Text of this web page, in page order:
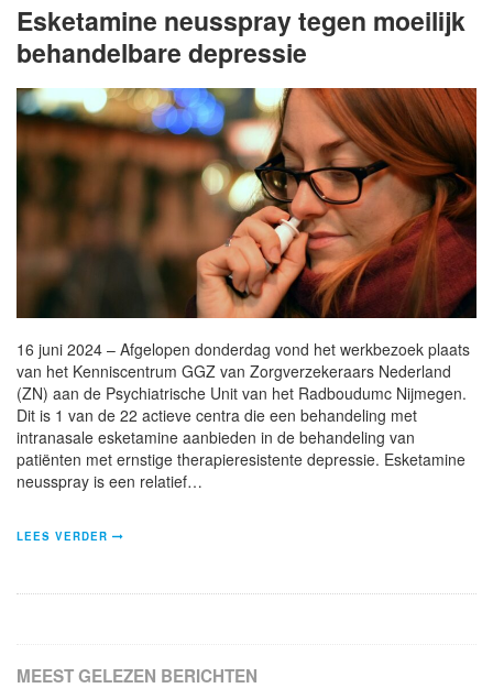
Esketamine neusspray tegen moeilijk
behandelbare depressie
16 juni 2024 – Afgelopen donderdag vond het werkbezoek plaats
van het Kenniscentrum GGZ van Zorgverzekeraars Nederland
(ZN) aan de Psychiatrische Unit van het Radboudumc Nijmegen.
Dit is 1 van de 22 actieve centra die een behandeling met
intranasale esketamine aanbieden in de behandeling van
patiënten met ernstige therapieresistente depressie. Esketamine
neusspray is een relatief…
LEES VERDER
MEEST GELEZEN BERICHTEN